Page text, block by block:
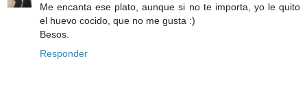
Me encanta ese plato, aunque si no te importa, yo le quito
el huevo cocido, que no me gusta :)
Besos.
Responder